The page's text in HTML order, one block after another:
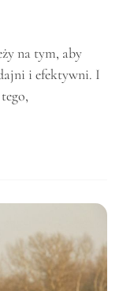
na tym, aby
i efektywni. I